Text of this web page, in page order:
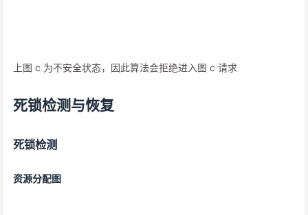
上图 c 为不安全状态，因此算法会拒绝进入图 c 请求
死锁检测与恢复
死锁检测
资源分配图